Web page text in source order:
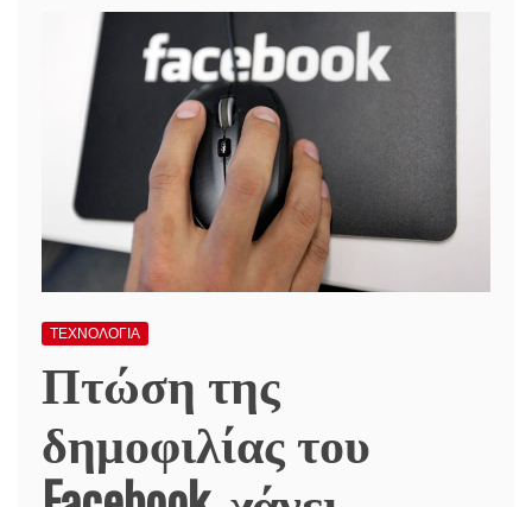
ΤΕΧΝΟΛΟΓΙΑ
Πτώση της
δημοφιλίας του